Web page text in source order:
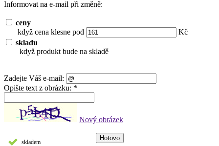
skladem
Informovat na e-mail při změně:
ceny
když cena klesne pod
Kč
skladu
když produkt bude na skladě
Zadejte Váš e-mail:
Opište text z obrázku: *
Nový obrázek